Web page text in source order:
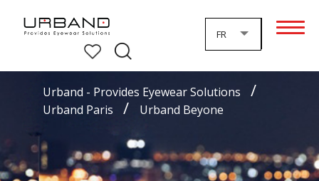
FR
Urband - Provides Eyewear Solutions
Urband Paris